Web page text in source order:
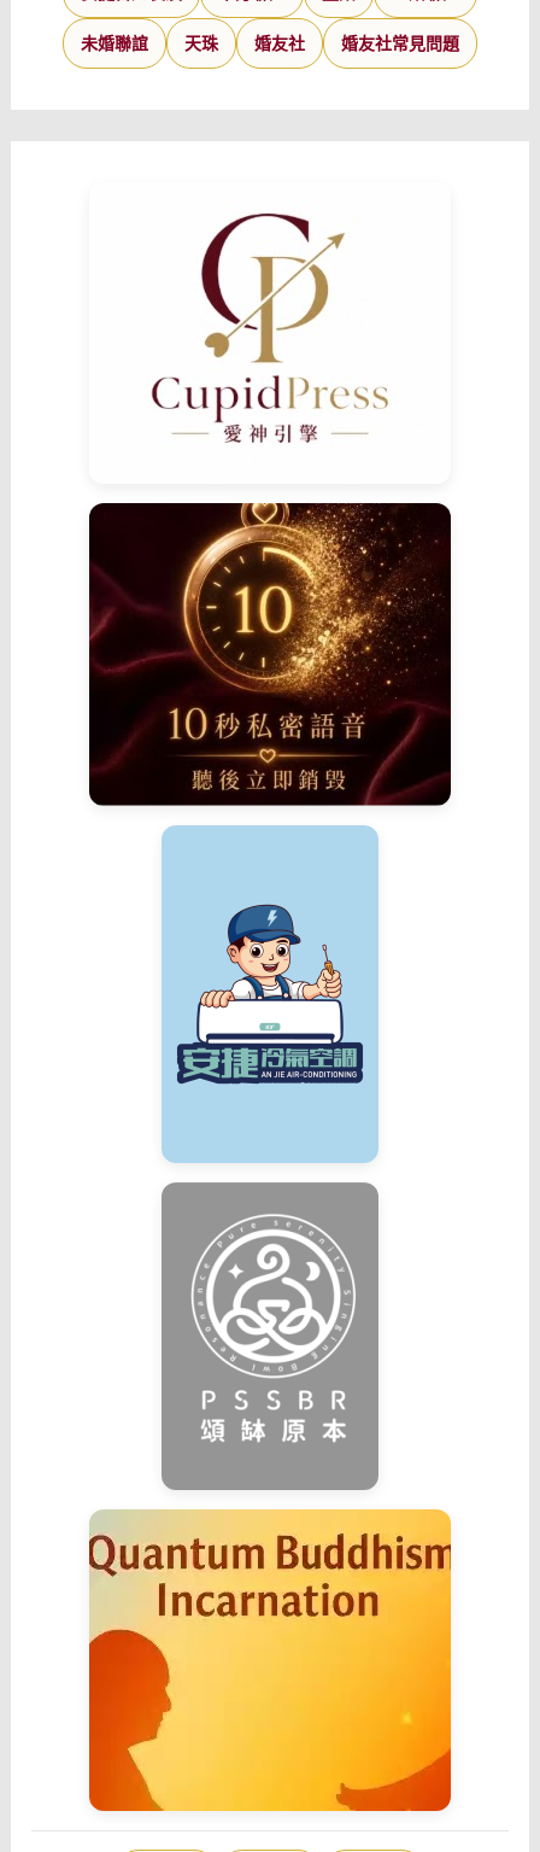
未婚聯誼 天珠 婚友社 婚友社常見問題